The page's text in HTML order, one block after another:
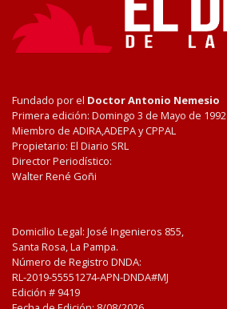
Fundado por el Doctor Antonio Nemesio
Primera edición: Domingo 3 de Mayo de 1992
Miembro de ADIRA,ADEPA y CPPAL
Propietario: El Diario SRL
Director Periodístico:
Walter René Goñi
Domicilio Legal: José Ingenieros 855,
Santa Rosa, La Pampa.
Número de Registro DNDA:
RL-2019-55551274-APN-DNDA#MJ
Edición # 9419